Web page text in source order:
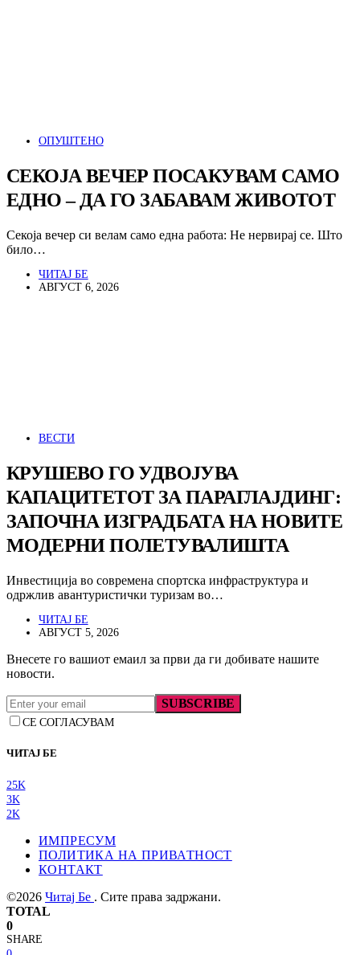
ОПУШТЕНО
СЕКОЈА ВЕЧЕР ПОСАКУВАМ САМО
ЕДНО – ДА ГО ЗАБАВАМ ЖИВОТОТ
Секоја вечер си велам само една работа: Не нервирај се. Што
било…
ЧИТАЈ БЕ
АВГУСТ 6, 2026
ВЕСТИ
КРУШЕВО ГО УДВОЈУВА
КАПАЦИТЕТОТ ЗА ПАРАГЛАЈДИНГ:
ЗАПОЧНА ИЗГРАДБАТА НА НОВИТЕ
МОДЕРНИ ПОЛЕТУВАЛИШТА
Инвестиција во современа спортска инфраструктура и
одржлив авантуристички туризам во…
ЧИТАЈ БЕ
АВГУСТ 5, 2026
Внесете го вашиот емаил за први да ги добивате нашите
новости.
SUBSCRIBE
СЕ СОГЛАСУВАМ
ЧИТАЈ БЕ
25K
3K
2K
ИМПРЕСУМ
ПОЛИТИКА НА ПРИВАТНОСТ
КОНТАКТ
©2026 Читај Бе . Сите права задржани.
TOTAL
0
SHARE